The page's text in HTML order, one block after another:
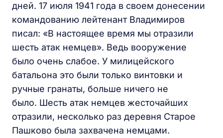
дней. 17 июля 1941 года в своем донесении
командованию лейтенант Владимиров
писал: «В настоящее время мы отразили
шесть атак немцев». Ведь вооружение
было очень слабое. У милицейского
батальона это были только винтовки и
ручные гранаты, больше ничего не
было. Шесть атак немцев жесточайших
отразили, несколько раз деревня Старое
Пашково была захвачена немцами.